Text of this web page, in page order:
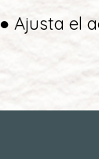
● Ajusta el